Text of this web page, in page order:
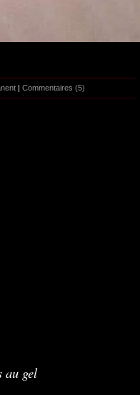
| Commentaires (5)
au gel